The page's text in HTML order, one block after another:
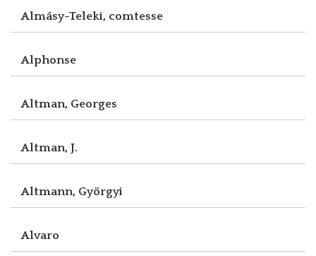
Almásy-Teleki, comtesse
Alphonse
Altman, Georges
Altman, J.
Altmann, Györgyi
Alvaro